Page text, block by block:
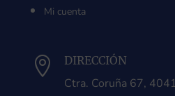
Mi cuenta
 DIRECCIÓN
Ctra. Coruña 67,